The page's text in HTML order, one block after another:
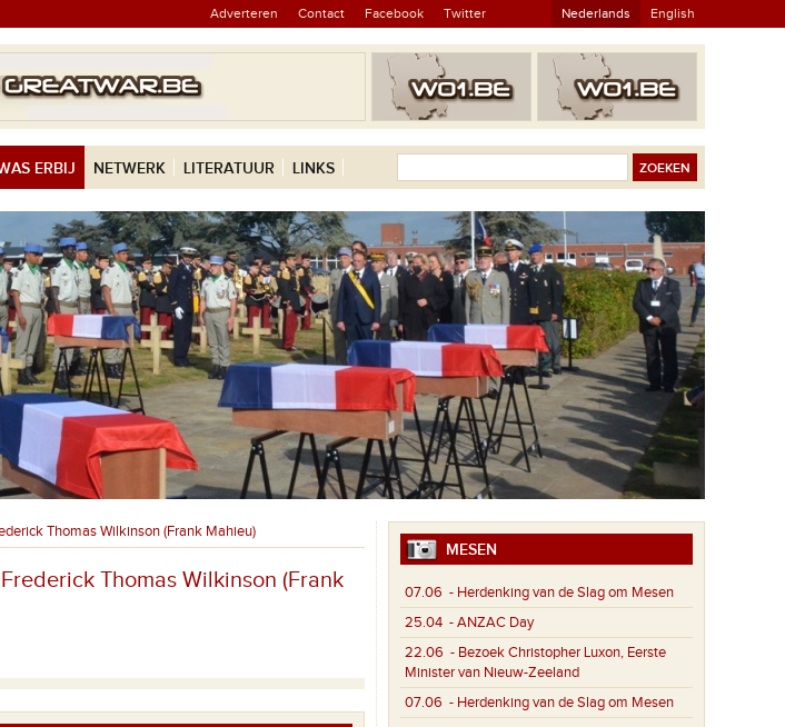
Adverteren Contact Facebook Twitter Nederlands English
ERBIJ NETWERK LITERATUUR LINKS
Thomas Wilkinson (Frank Mahieu)
Thomas Wilkinson (Frank
MESEN
07.06 - Herdenking van de Slag om Mesen
25.04 - ANZAC Day
22.06 - Bezoek Christopher Luxon, Eerste
Minister van Nieuw-Zeeland
07.06 - Herdenking van de Slag om Mesen